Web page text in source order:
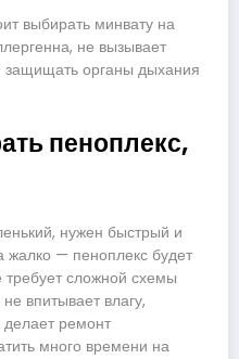
выбирать минвату на
не вызывает
органы дыхания
пеноплекс,
нужен быстрый и
жалко — пеноплекс будет
сложной схемы
впитывает влагу,
делает ремонт
много времени на